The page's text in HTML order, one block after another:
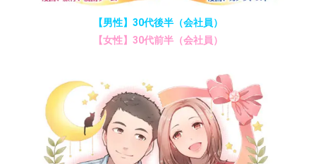
【男性】30代後半（会社員）
【女性】30代前半（会社員）